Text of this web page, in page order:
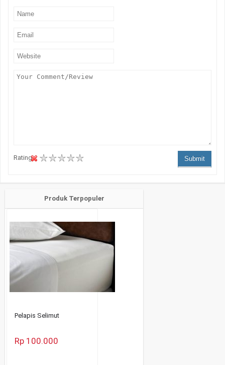
Rating : Submit
Produk Terpopuler
Pelapis Selimut
Rp 100.000